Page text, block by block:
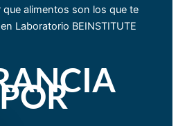
alimentos son los que te
Laboratorio BEINSTITUTE